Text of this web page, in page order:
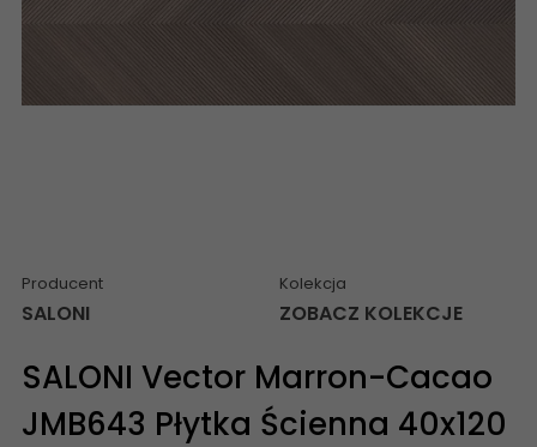
Producent
SALONI
Kolekcja
ZOBACZ KOLEKCJE
SALONI Vector Marron-Cacao
JMB643 Płytka Ścienna 40x120